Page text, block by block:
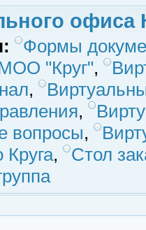
офиса
Формы
"Круг",
,
,
вопросы,
Круга,
Стол